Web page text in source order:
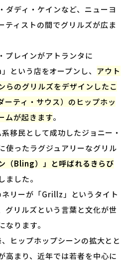
ダディ・ケインなど、ニューヨ
ティストの間でグリルズが広ま
プレインがアトランタに
という店をオープンし、 アウト
らのグリルズをデザインしたこ
ーティ・サウス）のヒップホッ
ムが起きます。
移民として成功したジョニー・
使ったラグジュアリーなグリル
ン（Bling）」と呼ばれるきらび
しました。
リーが「Grillz」というタイト
グリルズという言葉と文化が世
ります。
ヒップホップシーンの拡大とと
高まり、近年では若者を中心に